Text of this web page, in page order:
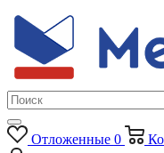
Отложенные 0